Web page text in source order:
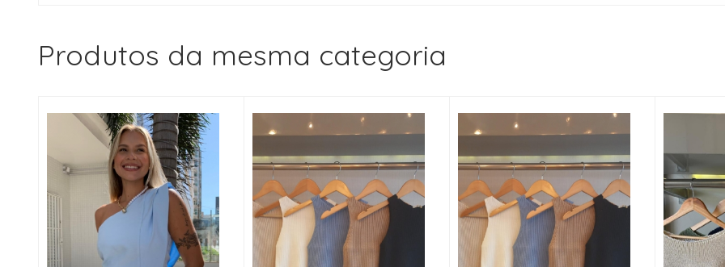
Produtos da mesma categoria